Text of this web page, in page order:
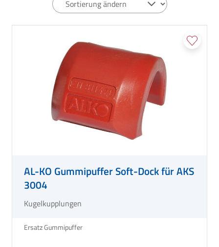
AL-KO Gummipuffer Soft-Dock für AKS
3004
Kugelkupplungen